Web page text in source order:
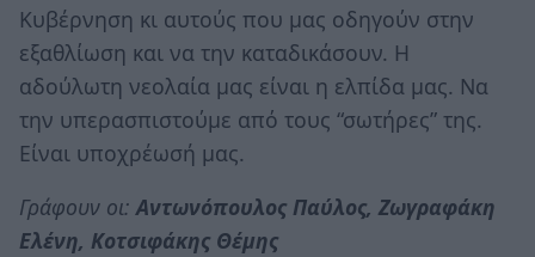
Κυβέρνηση κι αυτούς που μας οδηγούν στην
εξαθλίωση και να την καταδικάσουν. Η
αδούλωτη νεολαία μας είναι η ελπίδα μας. Να
την υπερασπιστούμε από τους “σωτήρες” της.
Είναι υποχρέωσή μας.
Γράφουν οι:Αντωνόπουλος Παύλος, Ζωγραφάκη
Ελένη, Κοτσιφάκης Θέμης